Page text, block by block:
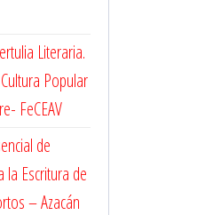
Literaria.
Popular
FeCEAV
de
la Escritura de
– Azacán